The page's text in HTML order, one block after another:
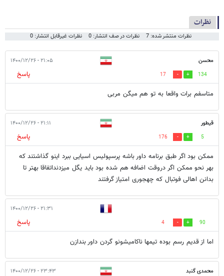
نظرات
نظرات منتشر شده: 7 نظرات در صف انتشار: 0 نظرات غیرقابل انتشار: 0
محسن ۲۱:۰۵ - ۱۴۰۰/۱۲/۲۶
134
17
پاسخ
متاسفم برات واقعا به تو هم میگن مربی
قیطور ۲۱:۱۱ - ۱۴۰۰/۱۲/۲۶
5
176
پاسخ
ممکن بود اگر طبق برنامه داور باشه پرسپولیس اسیایی ببرد اینو گذاشتند که
بهر نحو ممکن اگر دروقت اضافه هم شده بود باید یگل میزدنداتفاقا بهتر تا
بدانن اهالی فوتبال که چهجوری امتیاز گرفتند
۲۱:۳۱ - ۱۴۰۰/۱۲/۲۶
90
4
پاسخ
اما از قدیم رسم بوده تیمها ناکامیشونو گردن داور بندازن
محمدی گنبد ۲۳:۴۳ - ۱۴۰۰/۱۲/۲۶